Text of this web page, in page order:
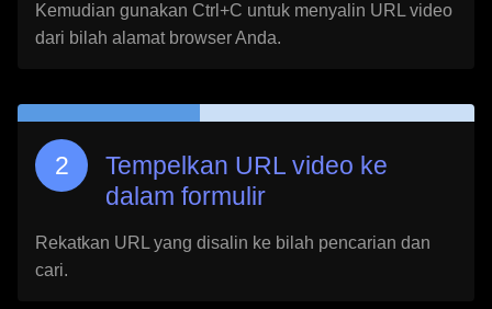
Kemudian gunakan Ctrl+C untuk menyalin URL video
dari bilah alamat browser Anda.
Tempelkan URL video ke
dalam formulir
Rekatkan URL yang disalin ke bilah pencarian dan
cari.